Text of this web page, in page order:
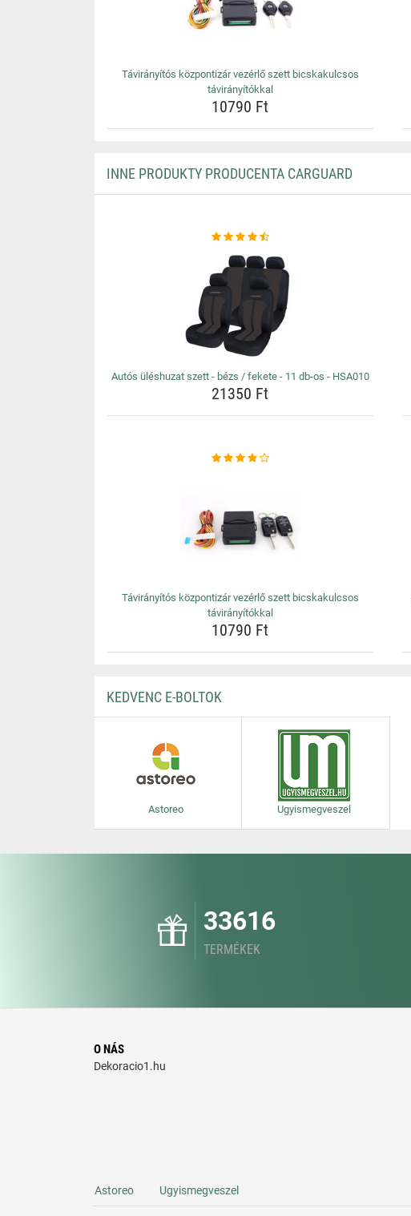
Távirányítós központizár vezérlő szett bicskakulcsos
távirányítókkal
10790 Ft
INNE PRODUKTY PRODUCENTA CARGUARD
Autós üléshuzat szett - bézs / fekete - 11 db-os - HSA010
21350 Ft
Távirányítós központizár vezérlő szett bicskakulcsos
távirányítókkal
10790 Ft
KEDVENC E-BOLTOK
Astoreo Ugyismegveszel
33616
TERMÉKEK
O NÁS
Dekoracio1.hu
Astoreo Ugyismegveszel